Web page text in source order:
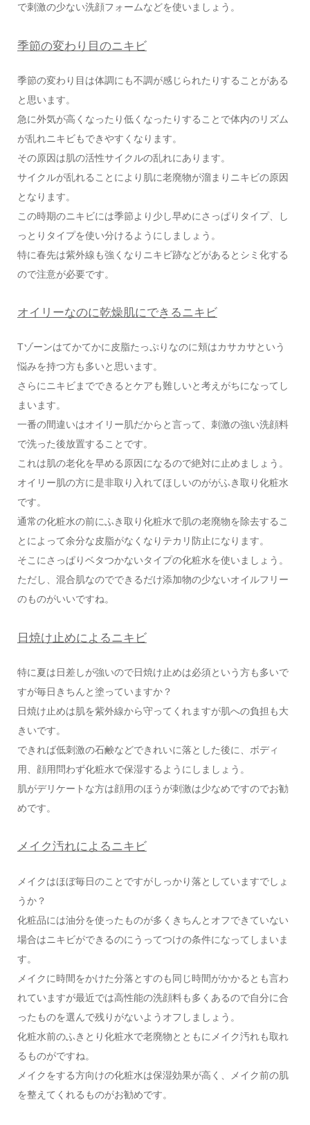
で刺激の少ない洗顔フォームなどを使いましょう。
季節の変わり目のニキビ
季節の変わり目は体調にも不調が感じられたりすることがある
と思います。
急に外気が高くなったり低くなったりすることで体内のリズム
が乱れニキビもできやすくなります。
その原因は肌の活性サイクルの乱れにあります。
サイクルが乱れることにより肌に老廃物が溜まりニキビの原因
となります。
この時期のニキビには季節より少し早めにさっぱりタイプ、し
っとりタイプを使い分けるようにしましょう。
特に春先は紫外線も強くなりニキビ跡などがあるとシミ化する
ので注意が必要です。
オイリーなのに乾燥肌にできるニキビ
Tゾーンはてかてかに皮脂たっぷりなのに頬はカサカサという
悩みを持つ方も多いと思います。
さらにニキビまでできるとケアも難しいと考えがちになってし
まいます。
一番の間違いはオイリー肌だからと言って、刺激の強い洗顔料
で洗った後放置することです。
これは肌の老化を早める原因になるので絶対に止めましょう。
オイリー肌の方に是非取り入れてほしいのががふき取り化粧水
です。
通常の化粧水の前にふき取り化粧水で肌の老廃物を除去するこ
とによって余分な皮脂がなくなりテカリ防止になります。
そこにさっぱりベタつかないタイプの化粧水を使いましょう。
ただし、混合肌なのでできるだけ添加物の少ないオイルフリー
のものがいいですね。
日焼け止めによるニキビ
特に夏は日差しが強いので日焼け止めは必須という方も多いで
すが毎日きちんと塗っていますか？
日焼け止めは肌を紫外線から守ってくれますが肌への負担も大
きいです。
できれば低刺激の石鹸などできれいに落とした後に、ボディ
用、顔用問わず化粧水で保湿するようにしましょう。
肌がデリケートな方は顔用のほうが刺激は少なめですのでお勧
めです。
メイク汚れによるニキビ
メイクはほぼ毎日のことですがしっかり落としていますでしょ
うか？
化粧品には油分を使ったものが多くきちんとオフできていない
場合はニキビができるのにうってつけの条件になってしまいま
す。
メイクに時間をかけた分落とすのも同じ時間がかかるとも言わ
れていますが最近では高性能の洗顔料も多くあるので自分に合
ったものを選んで残りがないようオフしましょう。
化粧水前のふきとり化粧水で老廃物とともにメイク汚れも取れ
るものがですね。
メイクをする方向けの化粧水は保湿効果が高く、メイク前の肌
を整えてくれるものがお勧めです。